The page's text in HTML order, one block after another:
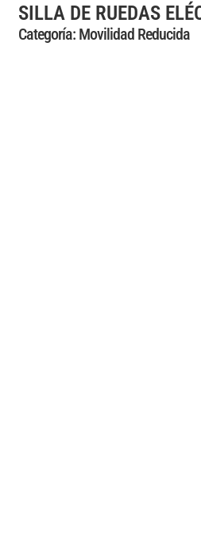
SILLA DE RUEDAS
Categoría: Movilidad Reducida